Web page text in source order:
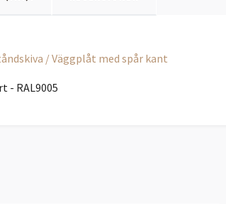
/ Väggplåt med spår kant
- RAL9005